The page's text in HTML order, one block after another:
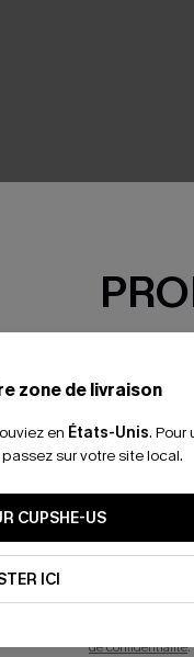
zone de livraison
en États-Unis. Pour
sur votre site local.
CUPSHE-US
ICI
-
*Un code
En soumettant
mails marketing
reconnaissez
pouvons utiliser
technologies de
savoir si ceux-ci
personnaliser
produits
de confidentialité.